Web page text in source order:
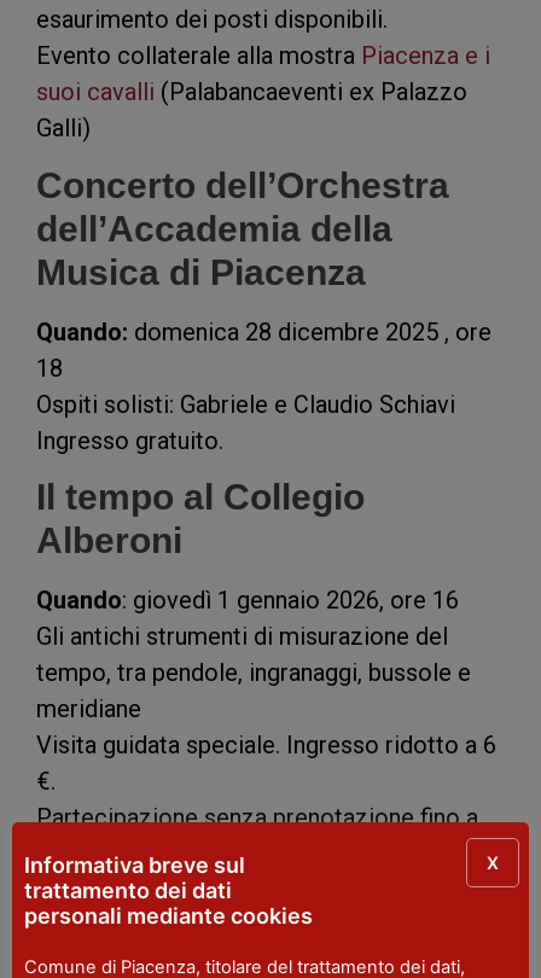
esaurimento dei posti disponibili.
Evento collaterale alla mostra Piacenza e i
suoi cavalli (Palabancaeventi ex Palazzo
Galli)
Concerto dell’Orchestra
dell’Accademia della
Musica di Piacenza
Quando: domenica 28 dicembre 2025 , ore
18
Ospiti solisti: Gabriele e Claudio Schiavi
Ingresso gratuito.
Il tempo al Collegio
Alberoni
Quando: giovedì 1 gennaio 2026, ore 16
Gli antichi strumenti di misurazione del
tempo, tra pendole, ingranaggi, bussole e
meridiane
Visita guidata speciale. Ingresso ridotto a 6
€.
Partecipazione senza prenotazione fino a
esaurimento dei posti disponibili.
Giornata mondiale della
pace– Musiche e parole
Informativa breve sul
trattamento dei dati
personali mediante cookies
Comune di Piacenza, titolare del trattamento dei dati,
X